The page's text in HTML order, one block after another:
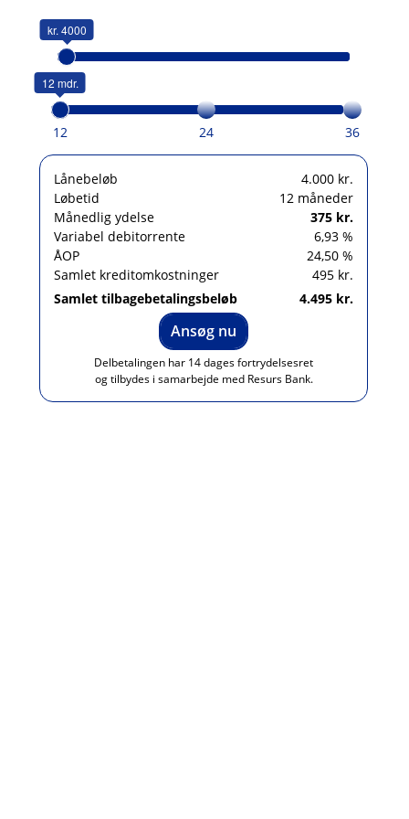
kr. 4000
12 mdr.
12 24 36
Lånebeløb
4.000 kr.
Løbetid
12 måneder
Månedlig ydelse
375 kr.
Variabel debitorrente
6,93 %
ÅOP
24,50 %
Samlet kreditomkostninger
495 kr.
Samlet tilbagebetalingsbeløb
4.495 kr.
Ansøg nu
Delbetalingen har 14 dages fortrydelsesret
og tilbydes i samarbejde med Resurs Bank.